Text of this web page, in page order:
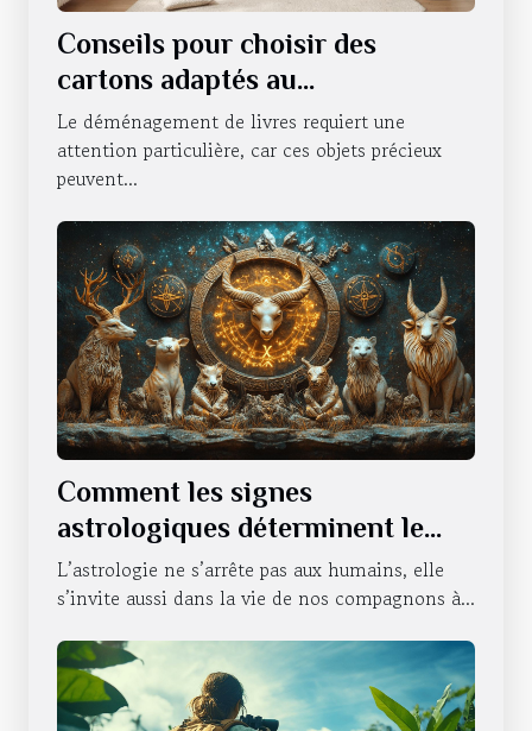
Conseils pour choisir des
cartons adaptés au
déménagement de livres
Le déménagement de livres requiert une
attention particulière, car ces objets précieux
peuvent...
Comment les signes
astrologiques déterminent le
caractère de nos animaux
domestiques
L’astrologie ne s’arrête pas aux humains, elle
s’invite aussi dans la vie de nos compagnons à...